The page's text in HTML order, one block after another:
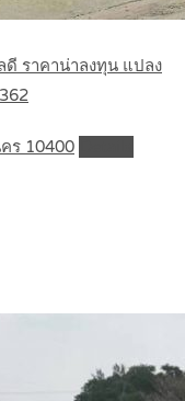
ดี ราคาน่าลงทุน แปลง
ร 10400